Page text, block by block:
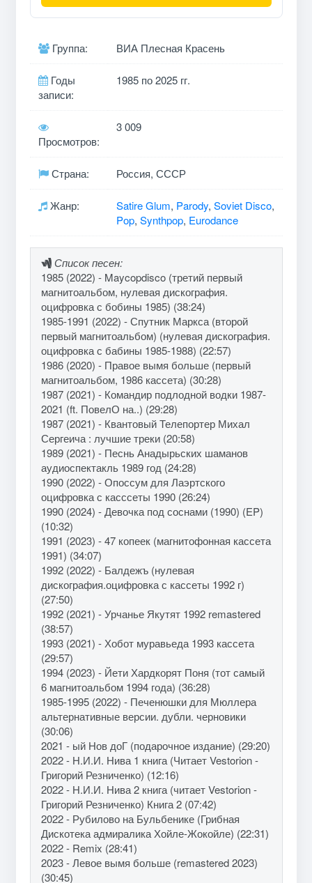
Группа: ВИА Плесная Красень
Годы
записи:
1985 по 2025 гг.
Просмотров:
3 009
Страна: Россия, СССР
Жанр: Satire Glum, Parody, Soviet Disco,
Pop, Synthpop, Eurodance
Список песен:
1985 (2022) - Maycopdisco (третий первый
магнитоальбом, нулевая дискография.
оцифровка с бобины 1985) (38:24)
1985-1991 (2022) - Спутник Маркса (второй
первый магнитоальбом) (нулевая дискография.
оцифровка с бабины 1985-1988) (22:57)
1986 (2020) - Правое вымя больше (первый
магнитоальбом, 1986 кассета) (30:28)
1987 (2021) - Командир подлодной водки 1987-
2021 (ft. ПовелО на..) (29:28)
1987 (2021) - Квантовый Телепортер Михал
Сергеича : лучшие треки (20:58)
1989 (2021) - Песнь Анадырьских шаманов
аудиоспектакль 1989 год (24:28)
1990 (2022) - Опоссум для Лаэртского
оцифровка с касссеты 1990 (26:24)
1990 (2024) - Девочка под соснами (1990) (EP)
(10:32)
1991 (2023) - 47 копеек (магнитофонная кассета
1991) (34:07)
1992 (2022) - Балдежъ (нулевая
дискография.оцифровка с кассеты 1992 г)
(27:50)
1992 (2021) - Урчанье Якутят 1992 remastered
(38:57)
1993 (2021) - Хобот муравьеда 1993 кассета
(29:57)
1994 (2023) - Йети Хардкорят Поня (тот самый
6 магнитоальбом 1994 года) (36:28)
1985-1995 (2022) - Печенюшки для Мюллера
альтернативные версии. дубли. черновики
(30:06)
2021 - ый Нов доГ (подарочное издание) (29:20)
2022 - Н.И.И. Нива 1 книга (Читает Vestorion -
Григорий Резниченко) (12:16)
2022 - Н.И.И. Нива 2 книга (читает Vestorion -
Григорий Резниченко) Книга 2 (07:42)
2022 - Рубилово на Бульбенике (Грибная
Дискотека адмиралика Хойле-Жокойле) (22:31)
2022 - Remix (28:41)
2023 - Левое вымя больше (remastered 2023)
(30:45)